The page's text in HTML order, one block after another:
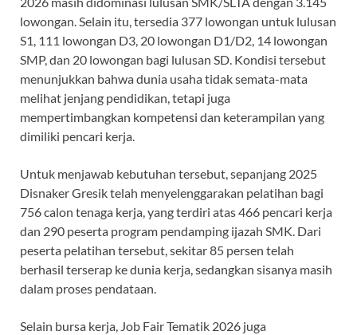
lowongan. Selain itu, tersedia 377 lowongan untuk lulusan
S1, 111 lowongan D3, 20 lowongan D1/D2, 14 lowongan
SMP, dan 20 lowongan bagi lulusan SD. Kondisi tersebut
menunjukkan bahwa dunia usaha tidak semata-mata
melihat jenjang pendidikan, tetapi juga
mempertimbangkan kompetensi dan keterampilan yang
dimiliki pencari kerja.
Untuk menjawab kebutuhan tersebut, sepanjang 2025
Disnaker Gresik telah menyelenggarakan pelatihan bagi
756 calon tenaga kerja, yang terdiri atas 466 pencari kerja
dan 290 peserta program pendamping ijazah SMK. Dari
peserta pelatihan tersebut, sekitar 85 persen telah
berhasil terserap ke dunia kerja, sedangkan sisanya masih
dalam proses pendataan.
Selain bursa kerja, Job Fair Tematik 2026 juga